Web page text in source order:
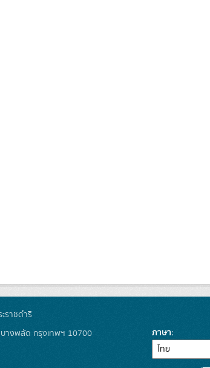
ราชดำริ
างพลัด กรุงเทพฯ 10700
ภาษา